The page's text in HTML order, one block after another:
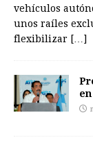
vehículos
unos raíles
flexibilizar […]